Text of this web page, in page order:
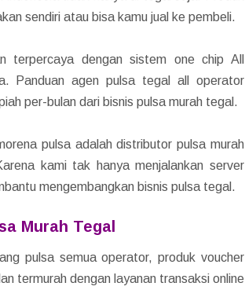
sendiri atau bisa kamu jual ke pembeli.
terpercaya dengan sistem one chip All
Panduan agen pulsa tegal all operator
per-bulan dari bisnis pulsa murah tegal.
pulsa adalah distributor pulsa murah
kami tak hanya menjalankan server
mengembangkan bisnis pulsa tegal.
Murah Tegal
pulsa semua operator, produk voucher
termurah dengan layanan transaksi online